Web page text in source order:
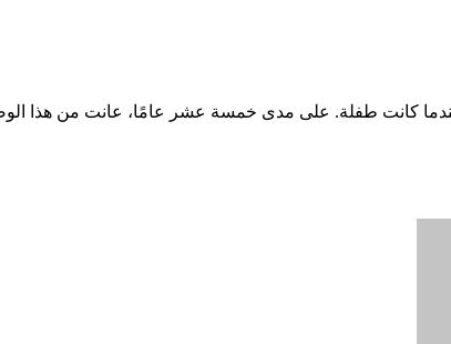
كانت طفلة. على مدى خمسة عشر عامًا، عانت من هذا